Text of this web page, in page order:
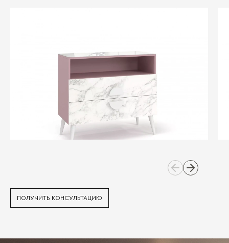
ПОЛУЧИТЬ КОНСУЛЬТАЦИЮ